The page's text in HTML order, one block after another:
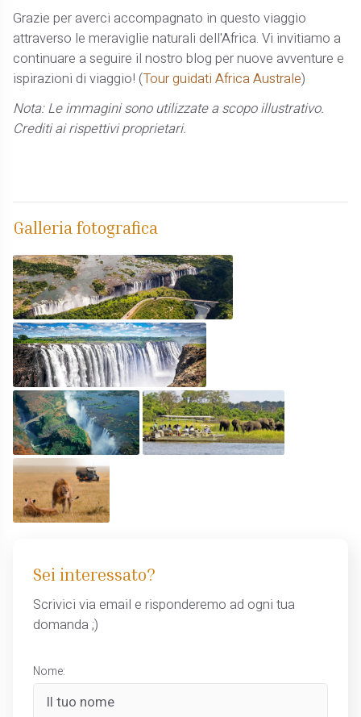
Grazie per averci accompagnato in questo viaggio
attraverso le meraviglie naturali dell'Africa. Vi invitiamo a
continuare a seguire il nostro blog per nuove avventure e
ispirazioni di viaggio! (Tour guidati Africa Australe)
Nota: Le immagini sono utilizzate a scopo illustrativo.
Crediti ai rispettivi proprietari.
Galleria fotografica
Sei interessato?
Scrivici via email e risponderemo ad ogni tua
domanda ;)
Nome: